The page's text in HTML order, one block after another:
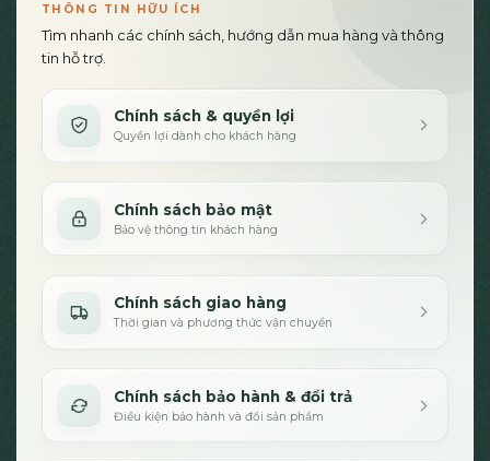
THÔNG TIN HỮU ÍCH
Tìm nhanh các chính sách, hướng dẫn mua hàng và thông
tin hỗ trợ.
Chính sách & quyền lợi
Quyền lợi dành cho khách hàng
Chính sách bảo mật
Bảo vệ thông tin khách hàng
Chính sách giao hàng
Thời gian và phương thức vận chuyển
Chính sách bảo hành & đổi trả
Điều kiện bảo hành và đổi sản phẩm